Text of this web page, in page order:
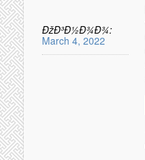
ÐžÐ³Ð½Ð¾Ð¾:
March 4, 2022